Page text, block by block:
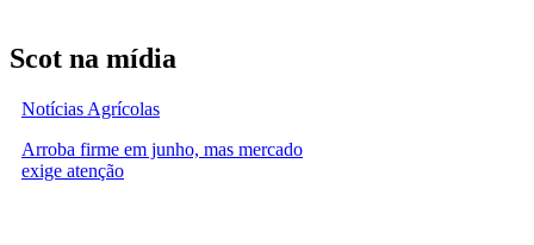
Scot na mídia
Notícias Agrícolas
Arroba firme em junho, mas mercado
exige atenção